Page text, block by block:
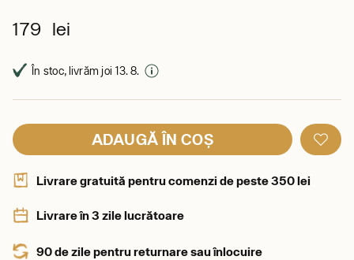
179 lei
În stoc, livrăm joi 13. 8.
ADAUGĂ ÎN COȘ
Livrare gratuită pentru comenzi de peste 350 lei
Livrare în 3 zile lucrătoare
90 de zile pentru returnare sau înlocuire